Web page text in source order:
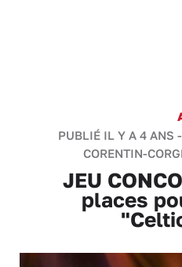
PUBLIÉ IL Y A 4 ANS
CORENTIN-
JEU
places